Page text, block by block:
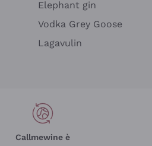
Elephant gin
Vodka Grey Goose
Lagavulin
Callmewine è